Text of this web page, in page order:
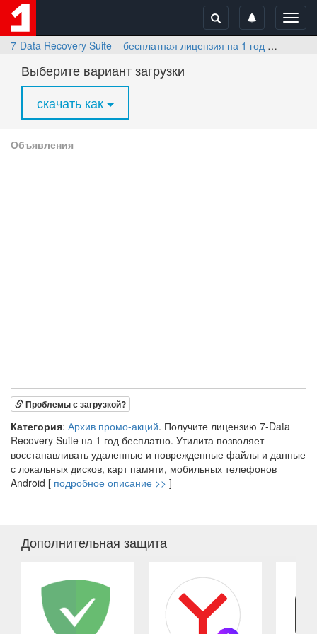
7-Data Recovery Suite – бесплатная лицензия на 1 год
Выберите вариант загрузки
скачать как
Объявления
Проблемы с загрузкой?
Категория: Архив промо-акций. Получите лицензию 7-Data
Recovery Suite на 1 год бесплатно. Утилита позволяет
восстанавливать удаленные и поврежденные файлы и данные
с локальных дисков, карт памяти, мобильных телефонов
Android [ подробное описание >> ]
Дополнительная защита